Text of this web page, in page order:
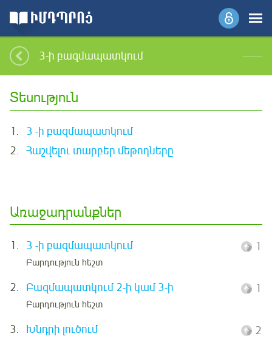
3-ի բազմապատկում
Տեսություն
1.
3 -ի բազմապատկում
2. Հաշվելու տարբեր մեթոդները
Առաջադրանքներ
1. 3 -ի բազմապատկում
Բարդություն հեշտ
1
2. Բազմապատկում 2-ի կամ 3-ի
Բարդություն հեշտ
1
3. Խնդրի լուծում 2